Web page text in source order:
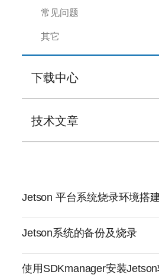
常见问题
其它
下载中心
技术文章
Jetson 平台系统烧录环境搭
Jetson系统的备份及烧录
使用SDKmanager安装